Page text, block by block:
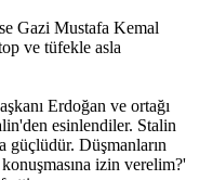
Gazi Mustafa Kemal
ve tüfekle asla
Erdoğan ve ortağı
esinlendiler. Stalin
güçlüdür. Düşmanların
izin verelim?'